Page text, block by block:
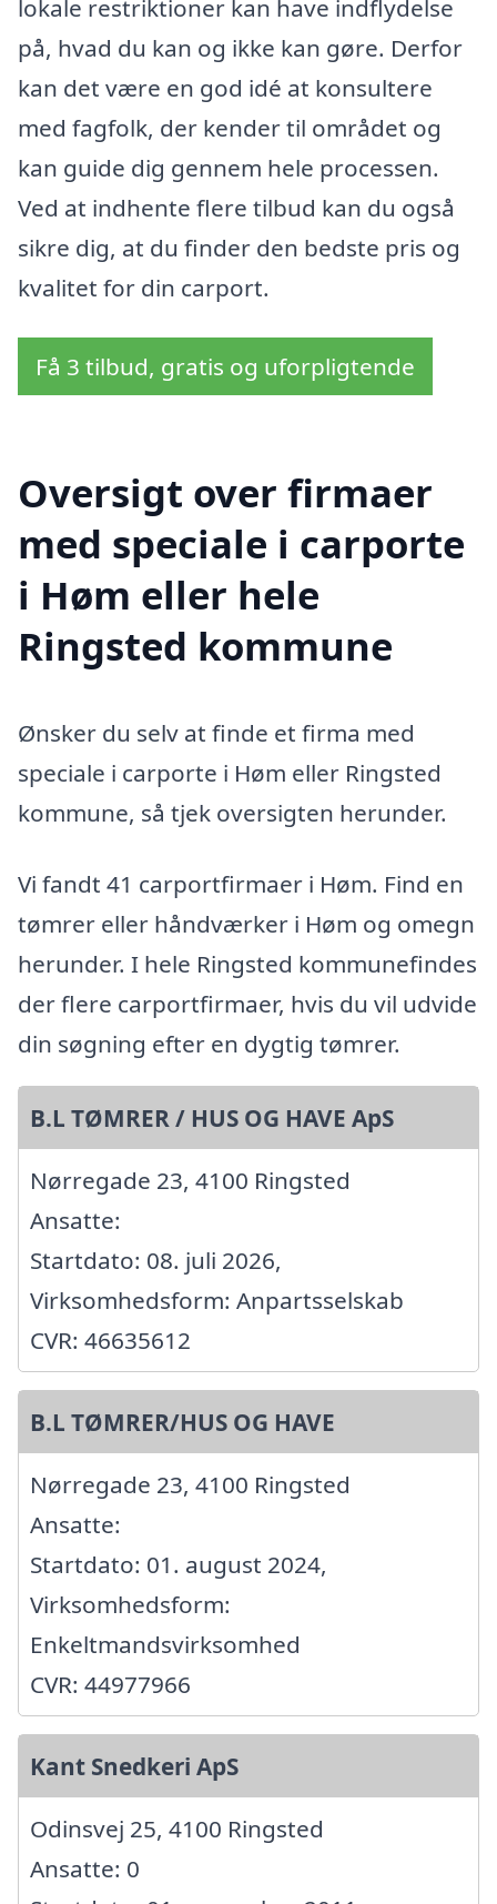
lokale restriktioner kan have indflydelse
på, hvad du kan og ikke kan gøre. Derfor
kan det være en god idé at konsultere
med fagfolk, der kender til området og
kan guide dig gennem hele processen.
Ved at indhente flere tilbud kan du også
sikre dig, at du finder den bedste pris og
kvalitet for din carport.
Få 3 tilbud, gratis og uforpligtende
Oversigt over firmaer
med speciale i carporte
i Høm eller hele
Ringsted kommune
Ønsker du selv at finde et firma med
speciale i carporte i Høm eller Ringsted
kommune, så tjek oversigten herunder.
Vi fandt 41 carportfirmaer i Høm. Find en
tømrer eller håndværker i Høm og omegn
herunder. I hele Ringsted kommunefindes
der flere carportfirmaer, hvis du vil udvide
din søgning efter en dygtig tømrer.
B.L TØMRER / HUS OG HAVE ApS
Nørregade 23, 4100 Ringsted
Ansatte:
Startdato: 08. juli 2026,
Virksomhedsform: Anpartsselskab
CVR: 46635612
B.L TØMRER/HUS OG HAVE
Nørregade 23, 4100 Ringsted
Ansatte:
Startdato: 01. august 2024,
Virksomhedsform:
Enkeltmandsvirksomhed
CVR: 44977966
Kant Snedkeri ApS
Odinsvej 25, 4100 Ringsted
Ansatte: 0